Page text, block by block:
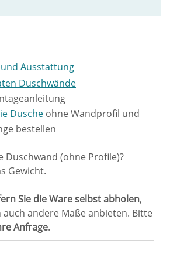
Ausstattung
Duschwände
Dusche ohne Wandprofil und
bestellen
Duschwand (ohne Profile)?
Gewicht.
Sie die Ware selbst abholen,
andere Maße anbieten. Bitte
Anfrage.